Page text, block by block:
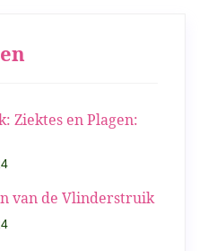
Ziektes en Plagen:
van de Vlinderstruik